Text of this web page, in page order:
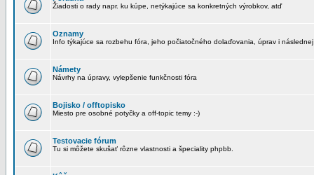
Žiadosti o rady napr. ku kúpe, netýkajúce sa konkretných výrobkov, atď
Oznamy
Info týkajúce sa rozbehu fóra, jeho počiatočného dolaďovania, úprav i
Námety
Návrhy na úpravy, vylepšenie funkčnosti fóra
Bojisko / offtopisko
Miesto pre osobné potyčky a off-topic temy :-)
Testovacie fórum
Tu si môžete skušať rôzne vlastnosti a špeciality phpbb.